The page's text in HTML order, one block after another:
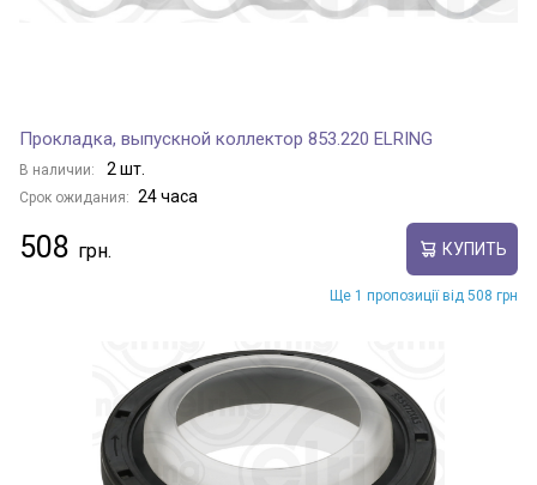
Прокладка, выпускной коллектор 853.220 ELRING
В наличии: 2 шт.
Срок ожидания: 24 часа
508 КУПИТЬ
Ще 1 пропозиції від 508 грн